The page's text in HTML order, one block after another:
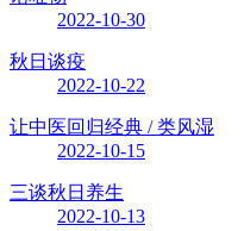
2022-10-30
秋日谈疫
2022-10-22
让中医回归经典 / 类风湿
2022-10-15
三谈秋日养生
2022-10-13